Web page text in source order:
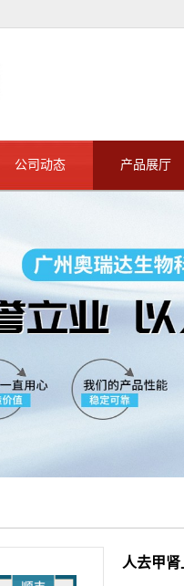
公司动态 产品展厅
人去甲